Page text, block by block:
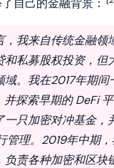
自己的金融背景：
，我来自传统金融领
和私募股权投资，但
域。我在2017年期间
探索早期的 DeFi 平
一只加密对冲基金，
管理。2019年中期
负责各种加密和区块